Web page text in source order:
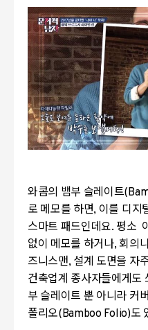
와콤의 뱀부 슬레이트
로 메모를 하면, 이를 디지
스마트 패드인데요. 평소
없이 메모를 하거나, 회의
즈니스맨, 설계 도면을 자
건축업계 종사자들에게도
부 슬레이트 뿐 아니라 커
폴리오(Bamboo Folio)도